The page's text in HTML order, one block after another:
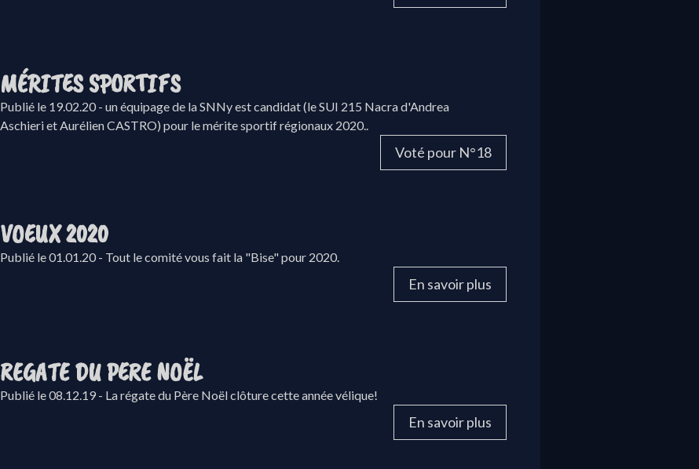
MÉRITES SPORTIFS
Publié le 19.02.20 - un équipage de la SNNy est candidat (le SUI 215 Nacra d'Andrea
Aschieri et Aurélien CASTRO) pour le mérite sportif régionaux 2020..
Voté pour N°18
VOEUX 2020
Publié le 01.01.20 - Tout le comité vous fait la "Bise" pour 2020.
En savoir plus
REGATE DU PERE NOËL
Publié le 08.12.19 - La régate du Père Noël clôture cette année vélique!
En savoir plus